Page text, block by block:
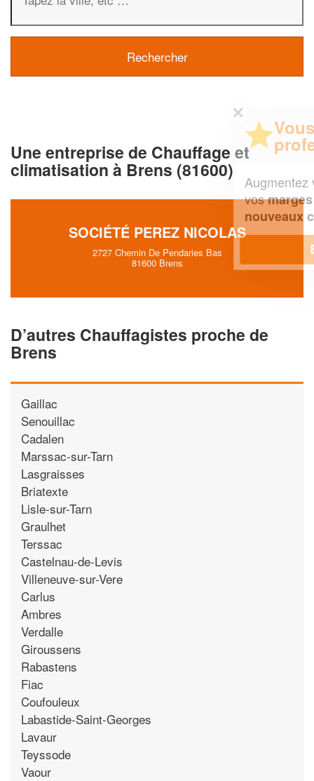
Une entreprise de Chauffage et
climatisation à Brens (81600)
SOCIÉTÉ PEREZ NICOLAS
2727 Chemin De Pendaries Bas
81600 Brens
D’autres Chauffagistes proche de
Brens
Gaillac
Senouillac
Cadalen
Marssac-sur-Tarn
Lasgraisses
Briatexte
Lisle-sur-Tarn
Graulhet
Terssac
Castelnau-de-Levis
Villeneuve-sur-Vere
Carlus
Ambres
Verdalle
Giroussens
Rabastens
Fiac
Coufouleux
Labastide-Saint-Georges
Lavaur
Teyssode
Vaour
professionnel ?
Augmentez votrechiffre d'affaireset
vosmargestout en gagnant de
En savoir plus